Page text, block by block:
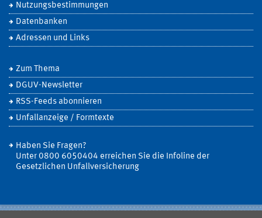
Nutzungsbestimmungen
Datenbanken
Adressen und Links
Zum Thema
DGUV-Newsletter
RSS-Feeds abonnieren
Unfallanzeige / Formtexte
Haben Sie Fragen?
Unter 0800 6050404 erreichen Sie die Infoline der
Gesetzlichen Unfallversicherung